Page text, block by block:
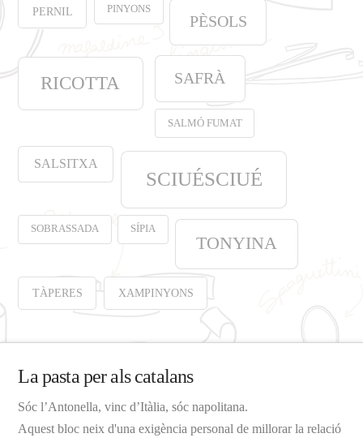
PERNIL PINYONS
PÈSOLS
RICOTTA SAFRÀ
SALMÓ FUMAT
SALSITXA
SCIUÉSCIUÉ
SOBRASSADA SÍPIA
TONYINA
TÀPERES XAMPINYONS
La pasta per als catalans
Sóc l’Antonella, vinc d’Itàlia, sóc napolitana.
Aquest bloc neix d'una exigència personal de millorar la relació